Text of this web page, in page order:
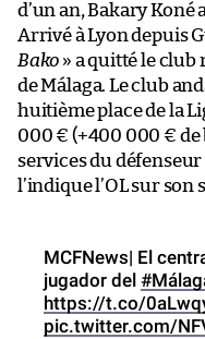
d’un an, Bakary
Arrivé à Lyon depuis
Bako » a quitté le club
de Málaga. Le club
huitième place de la
000 € (+400 000 € de
services du
l’indique l’OL sur son
MCFNews| El
jugador del
https://t.co/
pic.twitter.com/